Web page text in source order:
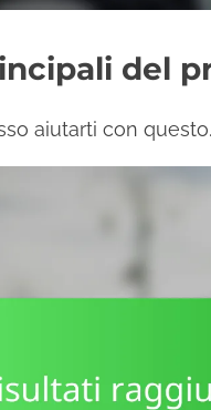
del
aiutarti con questo.